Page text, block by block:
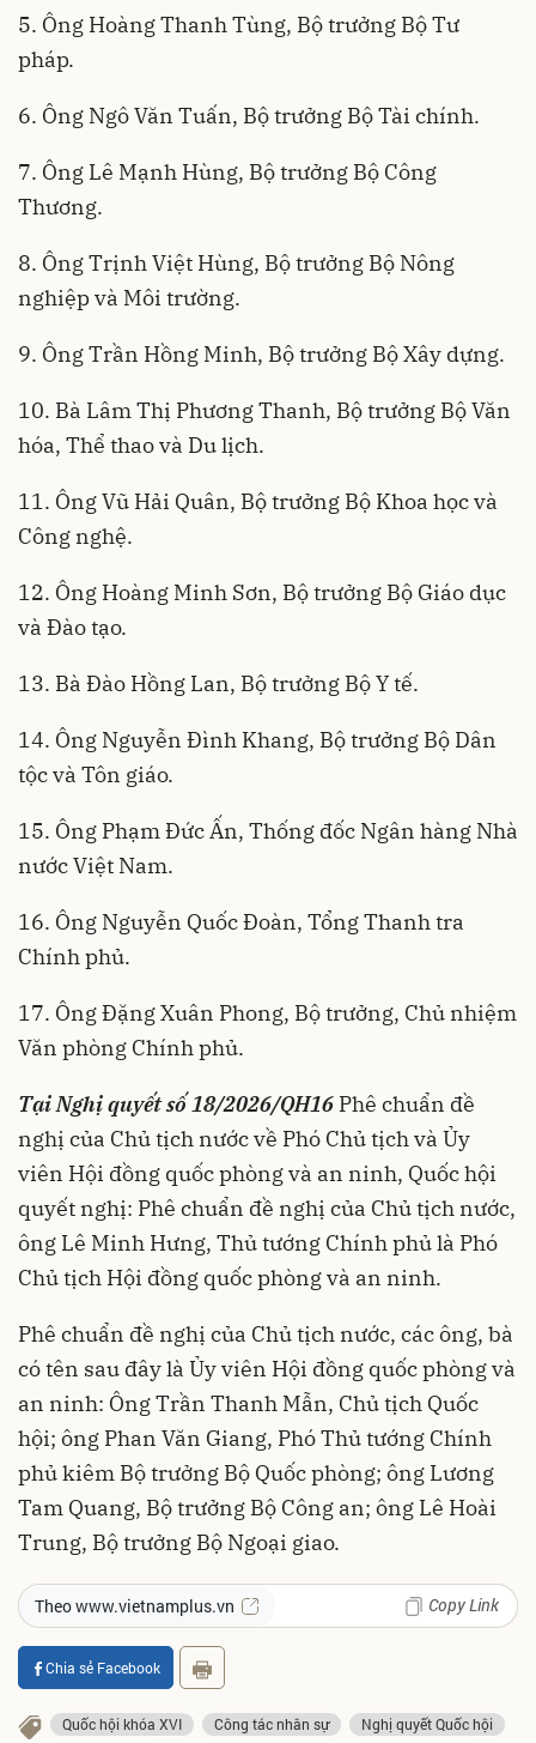
5. Ông Hoàng Thanh Tùng, Bộ trưởng Bộ Tư
pháp.
6. Ông Ngô Văn Tuấn, Bộ trưởng Bộ Tài chính.
7. Ông Lê Mạnh Hùng, Bộ trưởng Bộ Công
Thương.
8. Ông Trịnh Việt Hùng, Bộ trưởng Bộ Nông
nghiệp và Môi trường.
9. Ông Trần Hồng Minh, Bộ trưởng Bộ Xây dựng.
10. Bà Lâm Thị Phương Thanh, Bộ trưởng Bộ Văn
hóa, Thể thao và Du lịch.
11. Ông Vũ Hải Quân, Bộ trưởng Bộ Khoa học và
Công nghệ.
12. Ông Hoàng Minh Sơn, Bộ trưởng Bộ Giáo dục
và Đào tạo.
13. Bà Đào Hồng Lan, Bộ trưởng Bộ Y tế.
14. Ông Nguyễn Đình Khang, Bộ trưởng Bộ Dân
tộc và Tôn giáo.
15. Ông Phạm Đức Ấn, Thống đốc Ngân hàng Nhà
nước Việt Nam.
16. Ông Nguyễn Quốc Đoàn, Tổng Thanh tra
Chính phủ.
17. Ông Đặng Xuân Phong, Bộ trưởng, Chủ nhiệm
Văn phòng Chính phủ.
Tại Nghị quyết số 18/2026/QH16 Phê chuẩn đề
nghị của Chủ tịch nước về Phó Chủ tịch và Ủy
viên Hội đồng quốc phòng và an ninh, Quốc hội
quyết nghị: Phê chuẩn đề nghị của Chủ tịch nước,
ông Lê Minh Hưng, Thủ tướng Chính phủ là Phó
Chủ tịch Hội đồng quốc phòng và an ninh.
Phê chuẩn đề nghị của Chủ tịch nước, các ông, bà
có tên sau đây là Ủy viên Hội đồng quốc phòng và
an ninh: Ông Trần Thanh Mẫn, Chủ tịch Quốc
hội; ông Phan Văn Giang, Phó Thủ tướng Chính
phủ kiêm Bộ trưởng Bộ Quốc phòng; ông Lương
Tam Quang, Bộ trưởng Bộ Công an; ông Lê Hoài
Trung, Bộ trưởng Bộ Ngoại giao.
Theo www.vietnamplus.vn Copy Link
Chia sẻ Facebook
Quốc hội khóa XVI Công tác nhân sự
Nghị quyết Quốc hội